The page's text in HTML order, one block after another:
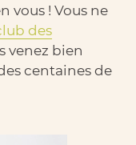
vous ! Vous ne
des
venez bien
centaines de